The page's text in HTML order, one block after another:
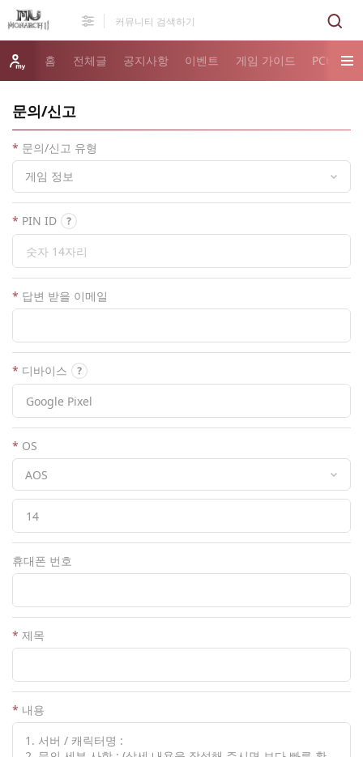
홈 전체글 공지사항 이벤트 게임 가이드 PC버전
문의/신고
문의/신고 유형
*
PIN ID
*
답변 받을 이메일
*
디바이스
*
OS
*
휴대폰 번호
제목
*
내용
*